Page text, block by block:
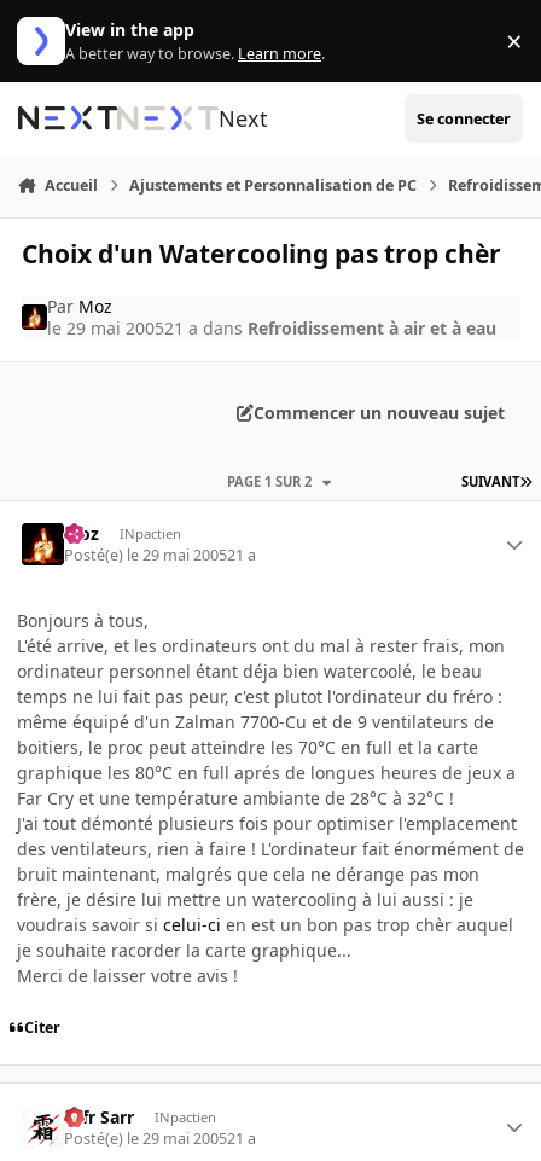
Aller au contenu
View in the app
A better way to browse. Learn more. ×
Next Se connecter
Accueil Ajustements et Personnalisation de PC
Choix d'un Watercooling pas trop chèr
Par Moz
le 29 mai 200521 a dans Refroidissement à air et à eau
Commencer un nouveau sujet
SUIVANT
PAGE 1 SUR 2
Moz INpactien
Posté(e) le 29 mai 200521 a
Bonjours à tous,
L'été arrive, et les ordinateurs ont du mal à rester frais, mon
ordinateur personnel étant déja bien watercoolé, le beau
temps ne lui fait pas peur, c'est plutot l'ordinateur du fréro :
même équipé d'un Zalman 7700-Cu et de 9 ventilateurs de
boitiers, le proc peut atteindre les 70°C en full et la carte
graphique les 80°C en full aprés de longues heures de jeux a
Far Cry et une température ambiante de 28°C à 32°C !
J'ai tout démonté plusieurs fois pour optimiser l'emplacement
des ventilateurs, rien à faire ! L'ordinateur fait énormément de
bruit maintenant, malgrés que cela ne dérange pas mon
frère, je désire lui mettre un watercooling à lui aussi : je
voudrais savoir si celui-ci en est un bon pas trop chèr auquel
je souhaite racorder la carte graphique...
Merci de laisser votre avis !
Citer
Ulfr Sarr INpactien
Posté(e) le 29 mai 200521 a